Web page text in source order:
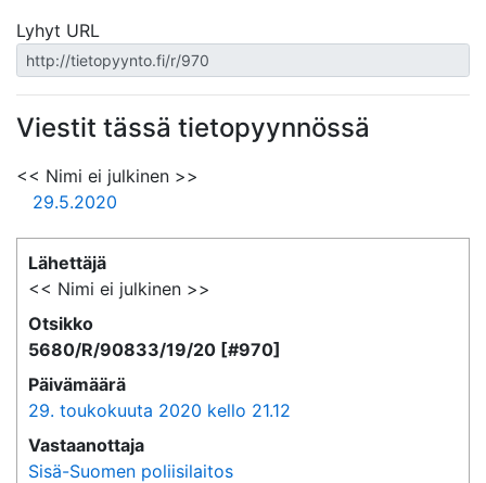
Lyhyt URL
Viestit tässä tietopyynnössä
<< Nimi ei julkinen >>
29.5.2020
Lähettäjä
<< Nimi ei julkinen >>
Otsikko
5680/R/90833/19/20 [#970]
Päivämäärä
29. toukokuuta 2020 kello 21.12
Vastaanottaja
Sisä-Suomen poliisilaitos